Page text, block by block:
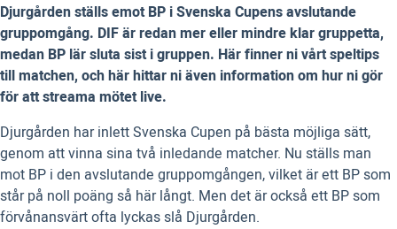
Djurgården ställs emot BP i Svenska Cupens avslutande
gruppomgång. DIF är redan mer eller mindre klar gruppetta,
medan BP lär sluta sist i gruppen. Här finner ni vårt speltips
till matchen, och här hittar ni även information om hur ni gör
för att streama mötet live.
Djurgården har inlett Svenska Cupen på bästa möjliga sätt,
genom att vinna sina två inledande matcher. Nu ställs man
mot BP i den avslutande gruppomgången, vilket är ett BP som
står på noll poäng så här långt. Men det är också ett BP som
förvånansvärt ofta lyckas slå Djurgården.